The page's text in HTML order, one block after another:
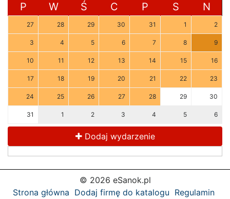
P W Ś C P S N
27 28 29 30 31 1 2
3 4 5 6 7 8 9
10 11 12 13 14 15 16
17 18 19 20 21 22 23
24 25 26 27 28 29 30
31 1 2 3 4 5 6
Dodaj wydarzenie
© 2026 eSanok.pl
Strona główna Dodaj firmę do katalogu Regulamin